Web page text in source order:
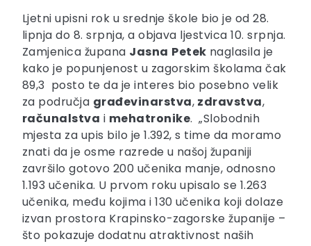
Ljetni upisni rok u srednje škole bio je od 28.
lipnja do 8. srpnja, a objava ljestvica 10. srpnja.
Zamjenica župana Jasna Petek naglasila je
kako je popunjenost u zagorskim školama čak
89,3 posto te da je interes bio posebno velik
za područja građevinarstva, zdravstva,
računalstva i mehatronike. „Slobodnih
mjesta za upis bilo je 1.392, s time da moramo
znati da je osme razrede u našoj županiji
završilo gotovo 200 učenika manje, odnosno
1.193 učenika. U prvom roku upisalo se 1.263
učenika, među kojima i 130 učenika koji dolaze
izvan prostora Krapinsko-zagorske županije –
što pokazuje dodatnu atraktivnost naših